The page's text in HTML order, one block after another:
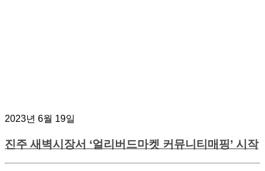
2023년 6월 19일
진주 새벽시장서 ‘얼리버드마켓 커뮤니티매핑’ 시작